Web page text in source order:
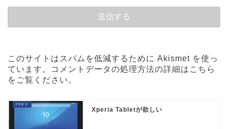
このサイトはスパムを低減するために Akismet を使っ
ています。
コメントデータの処理方法の詳細はこちら
をご覧ください 。
Xperia Tabletが欲しい